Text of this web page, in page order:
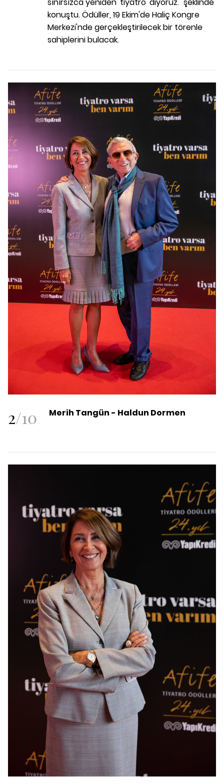
sınırsızca yeniden 'tiyatro' diyoruz." şeklinde
konuştu. Ödüller, 19 Ekim'de Haliç Kongre
Merkezi'nde gerçekleştirilecek bir törenle
sahiplerini bulacak.
2/10 Merih Tangün - Haldun Dormen